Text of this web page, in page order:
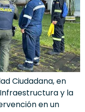
Ciudadana, en
y la
en un